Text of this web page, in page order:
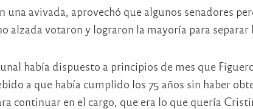
una avivada, aprovechó que algunos senadores
alzada votaron y lograron la mayoría para separar
había dispuesto a principios de mes que
a que había cumplido los 75 años sin haber
continuar en el cargo, que era lo que quería